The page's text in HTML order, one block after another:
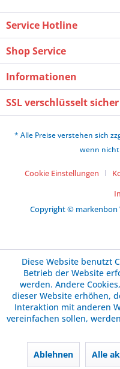
Service Hotline
Shop Service
Informationen
SSL verschlüsselt
* Alle Preise verstehen sich
wenn nicht
Cookie Einstellungen
Copyright © markenbon
Diese Website benutzt
Betrieb der Website
werden. Andere
dieser Website erhöhen,
Interaktion mit anderen
vereinfachen sollen,
Ablehnen Alle